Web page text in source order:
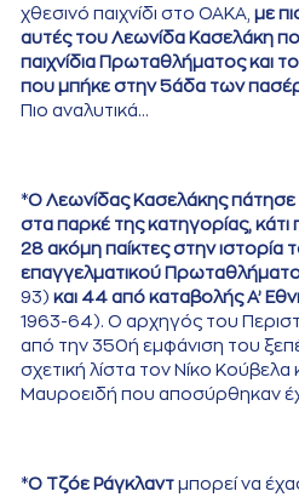
χθεσινό παιχνίδι στο ΟΑΚΑ, με
αυτές του Λεωνίδα Κασελάκη
παιχνίδια Πρωταθλήματος και
που μπήκε στην 5άδα των
Πιο αναλυτικά…
*Ο Λεωνίδας Κασελάκης
στα παρκέ της κατηγορίας,
28 ακόμη παίκτες στην ιστορία
επαγγελματικού
93) και 44 από καταβολής Α’
1963-64). Ο αρχηγός του
από την 350ή εμφάνιση του
σχετική λίστα τον Νίκο
Μαυροειδή που αποσύρθηκαν
*Ο Τζόε Ράγκλαντ μπορεί να